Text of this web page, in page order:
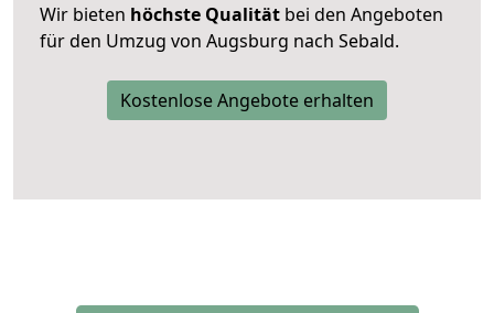
Wir bieten höchste Qualität bei den Angeboten
für den Umzug von Augsburg nach Sebald.
Kostenlose Angebote erhalten